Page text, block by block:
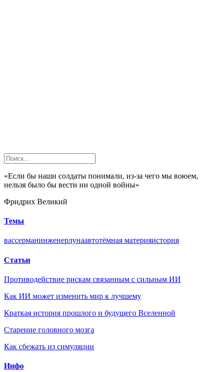
«Если бы наши солдаты понимали, из-за чего мы воюем,
нельзя было бы вести ни одной войны»
Фридрих Великий
Темы
вассерманинженерлунаавтотёмная материяистория
Статьи
Противодействие рискам связанным с сильным ИИ
Как ИИ может изменить мир к лучшему
Краткая история прошлого и будущего Вселенной
Старение головного мозга
Как сбежать из симуляции
Инфо